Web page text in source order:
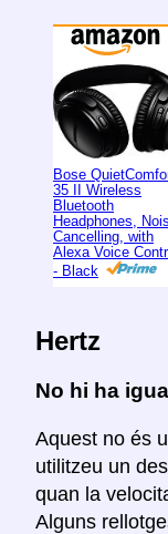
Bose
35 II Wireless
Bluetooth
Headphones,
Cancelling, with
Alexa Voice
- Black
Hertz
No hi ha
Aquest no és
utilitzeu un
quan la
Alguns